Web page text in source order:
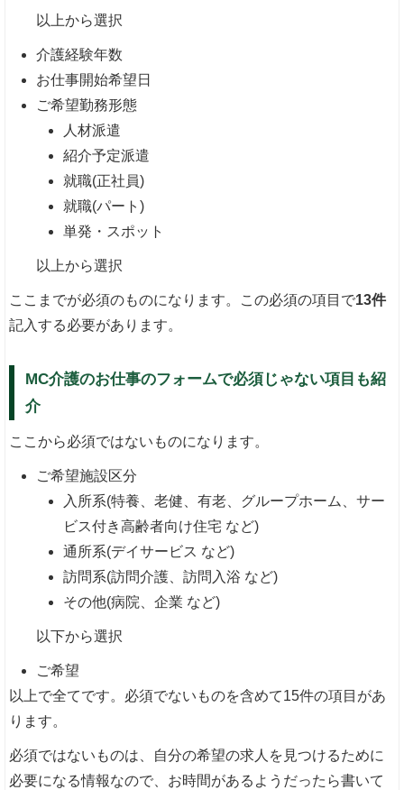
以上から選択
介護経験年数
お仕事開始希望日
ご希望勤務形態
人材派遣
紹介予定派遣
就職(正社員)
就職(パート)
単発・スポット
以上から選択
ここまでが必須のものになります。この必須の項目で13件
記入する必要があります。
MC介護のお仕事のフォームで必須じゃない項目も紹
介
ここから必須ではないものになります。
ご希望施設区分
入所系(特養、老健、有老、グループホーム、サー
ビス付き高齢者向け住宅 など)
通所系(デイサービス など)
訪問系(訪問介護、訪問入浴 など)
その他(病院、企業 など)
以下から選択
ご希望
以上で全てです。必須でないものを含めて15件の項目があ
ります。
必須ではないものは、自分の希望の求人を見つけるために
必要になる情報なので、お時間があるようだったら書いて